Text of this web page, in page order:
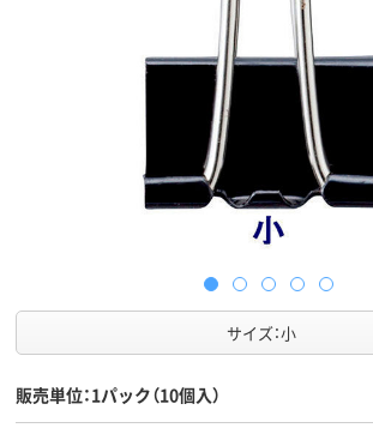
サイズ：小
販売単位：1パック（10個入）